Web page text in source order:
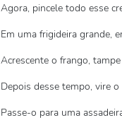
Agora, pincele todo esse
Em uma frigideira grande,
Acrescente o frango,
Depois desse tempo, vire
Passe-o para uma